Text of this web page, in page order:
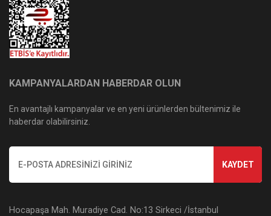
KAMPANYALARDAN HABERDAR OLUN
En avantajlı kampanyalar ve en yeni ürünlerden bültenimiz ile
haberdar olabilirsiniz.
KAYDET
Hocapaşa Mah. Muradiye Cad. No:13 Sirkeci /İstanbul